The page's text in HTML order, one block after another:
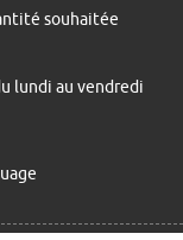
souhaitée
lundi au vendredi